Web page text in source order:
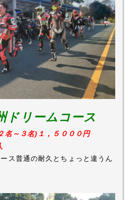
ドリームコース
名～３名)１，５０００円
ス普通の耐久とちょっと違うん